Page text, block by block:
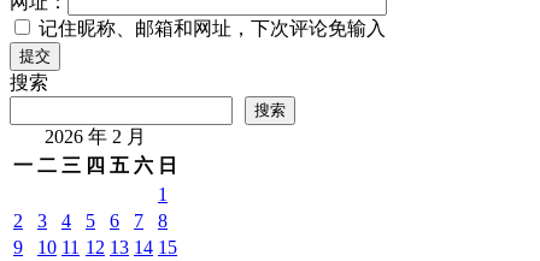
记住昵称、邮箱和网址，下次评论免输入
提交
搜索
搜索
2026 年 2 月
一 二 三 四 五 六 日
1
2
3 4 5 6 7
8
9
10 11 12 13 14 15